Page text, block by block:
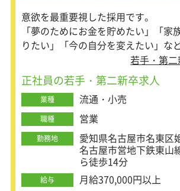
意欲を最重要視した採用です。
「夢のためにお金を貯めたい」「家
りたい」「今の自分を変えたい」な
コミュニケーションをとることが好
キャリアアップ・高収入を目指した
あなたの熱い想いを聞かせてください
若手・第
正社員の若手・第二新卒求人
業種 流通・小売
職種 営業
勤務地
愛知県名古屋市名東
名古屋市営地下鉄東山
ら徒歩14分
給与 月給370,000円以上